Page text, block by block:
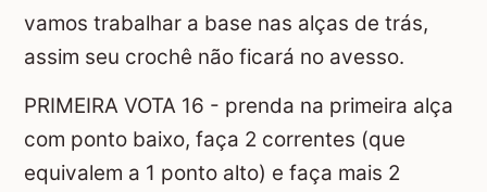
vamos trabalhar a base nas alças de trás,
assim seu crochê não ficará no avesso.
PRIMEIRA VOTA 16 - prenda na primeira alça
com ponto baixo, faça 2 correntes (que
equivalem a 1 ponto alto) e faça mais 2